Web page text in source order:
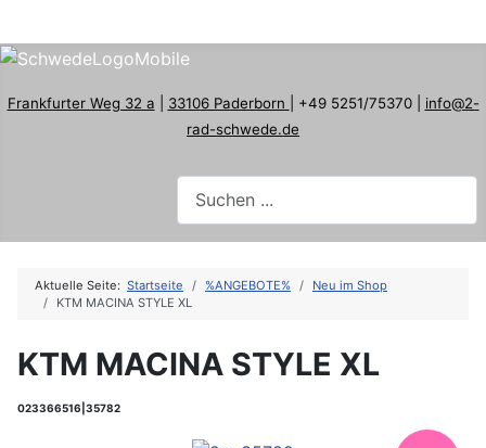
Frankfurter Weg 32 a 33106 Paderborn | +49 5251/75370 | info@2-
rad-schwede.de
Aktuelle Seite: Startseite %ANGEBOTE%
Neu im Shop
KTM MACINA STYLE XL
KTM MACINA STYLE XL
023366516|35782